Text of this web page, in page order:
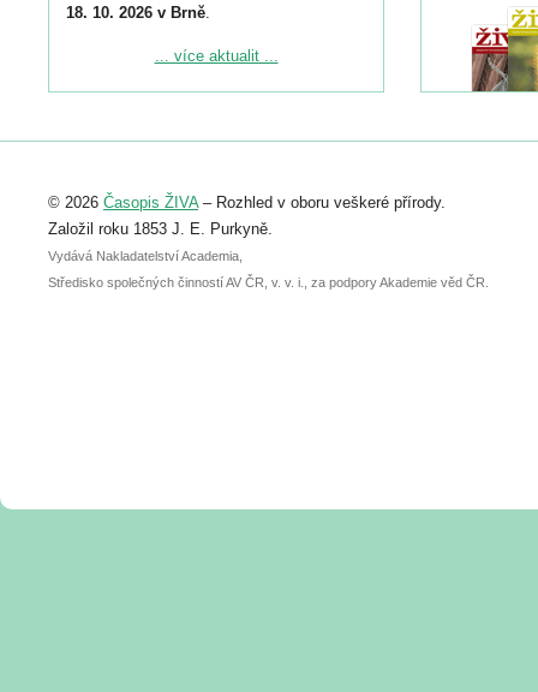
18. 10. 2026 v Brně.
Podrobnější informace ke konferenci
Registrovat se můžete do 6. září.
abstraktu přihlášené přednášky nebo
posteru je už 30. června.
... více aktualit ...
© 2026 Časopis ŽIVA– Rozhled v oboru veškeré přírody.
Založil roku 1853 J. E. Purkyně.
Vydává Nakladatelství Academia,
Středisko společných činností AV ČR, v. v. i., za podpory Akademie věd ČR.